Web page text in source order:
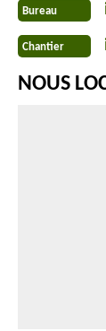
Bureau
Chantier
NOUS